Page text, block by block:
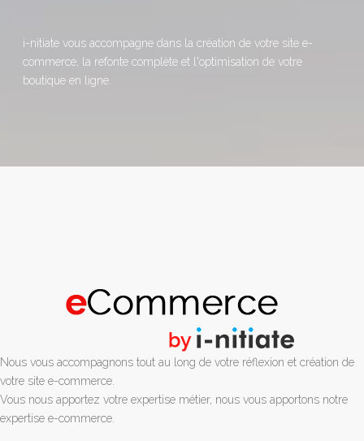
i-nitiate vous accompagne dans la création de votre site e-
commerce, la refonte complète et l'optimisation de votre
boutique en ligne.
Nous vous accompagnons tout au long de votre réflexion et création de
votre site e-commerce.
Vous nous apportez votre expertise métier, nous vous apportons notre
expertise e-commerce.